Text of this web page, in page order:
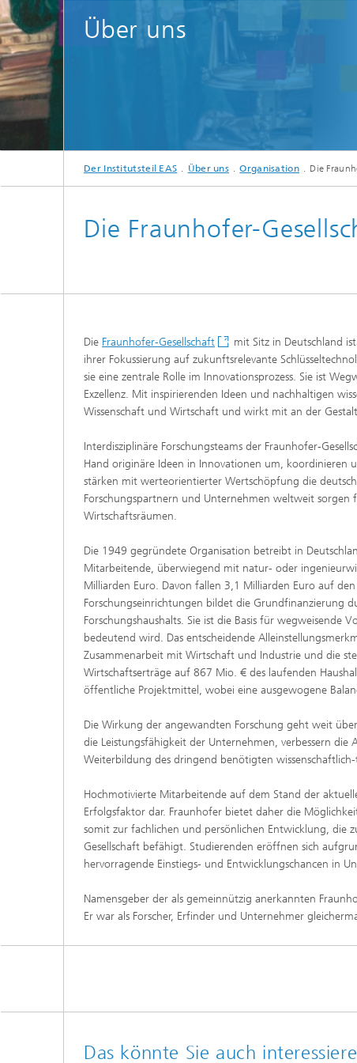
Über uns
Der Institutsteil EAS Über uns Organisation Die
Die Fraunhofer-
Die Fraunhofer-Gesellschaft
mit Sitz in Deutschland
ihrer Fokussierung auf zukunftsrelevante
sie eine zentrale Rolle im Innovationsprozess. Sie ist
Exzellenz. Mit inspirierenden Ideen und nachhaltigen
Wissenschaft und Wirtschaft und wirkt mit an der
Interdisziplinäre Forschungsteams der Fraunhofer-
Hand originäre Ideen in Innovationen um, koordinieren
stärken mit werteorientierter Wertschöpfung die
Forschungspartnern und Unternehmen weltweit sorgen
Wirtschaftsräumen.
Die 1949 gegründete Organisation betreibt in
Mitarbeitende, überwiegend mit natur- oder
Milliarden Euro. Davon fallen 3,1 Milliarden Euro auf
Forschungseinrichtungen bildet die Grundfinanzierung
Forschungshaushalts. Sie ist die Basis für
bedeutend wird. Das entscheidende
Zusammenarbeit mit Wirtschaft und Industrie und die
Wirtschaftserträge auf 867 Mio. € des laufenden
öffentliche Projektmittel, wobei eine ausgewogene
Die Wirkung der angewandten Forschung geht weit
die Leistungsfähigkeit der Unternehmen, verbessern
Weiterbildung des dringend benötigten wissenschaftlich-
Hochmotivierte Mitarbeitende auf dem Stand der
Erfolgsfaktor dar. Fraunhofer bietet daher die
somit zur fachlichen und persönlichen Entwicklung, die
Gesellschaft befähigt. Studierenden eröffnen sich
hervorragende Einstiegs- und Entwicklungschancen in
Namensgeber der als gemeinnützig anerkannten
Er war als Forscher, Erfinder und Unternehmer
Das könnte Sie auch